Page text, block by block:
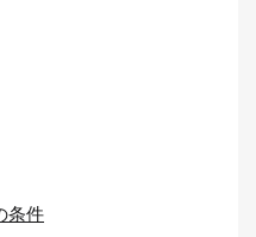
条件